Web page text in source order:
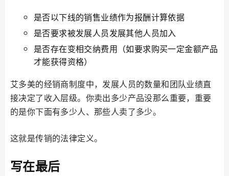
是否以下线的销售业绩作为报酬计算依据
是否要求被发展人员发展其他人员加入
是否存在变相交纳费用（如要求购买一定金额产品
才能获得资格）
艾多美的经销商制度中，发展人员的数量和团队业绩直
接决定了收入层级。你卖出多少产品没那么重要，重要
的是你下面有多少人、那些人卖了多少。
这就是传销的法律定义。
写在最后